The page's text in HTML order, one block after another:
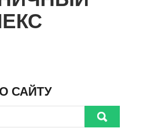
САЙТУ